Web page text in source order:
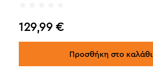
129,99 €
Προσθήκη στο καλάθι